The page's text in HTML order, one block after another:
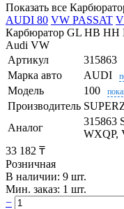
Показать все
AUDI 80 VW PASSAT
Карбюратор GL HB HH
Audi VW
Артикул
315863
Марка авто
AUDI
Модель 100
Производитель
Аналог
315863
WXQP,
33 182 ₸
Розничная
В наличии: 9 шт.
Мин. заказ: 1 шт.
−